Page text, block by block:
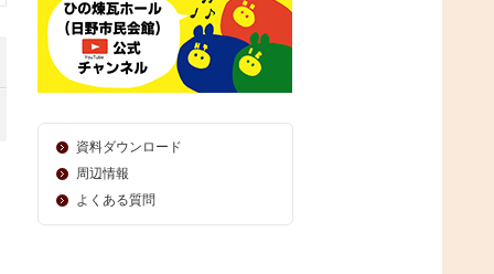
資料ダウンロード
周辺情報
よくある質問